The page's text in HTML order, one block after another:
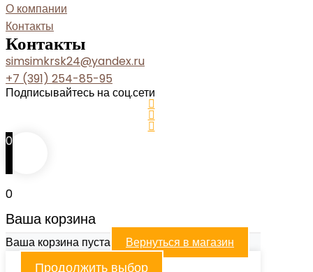
О компании
Контакты
Контакты
simsimkrsk24@yandex.ru
+7 (391) 254-85-95
Подписывайтесь на соц.сети
0
0
Ваша корзина
Ваша корзина пуста Вернуться в магазин
Продолжить выбор